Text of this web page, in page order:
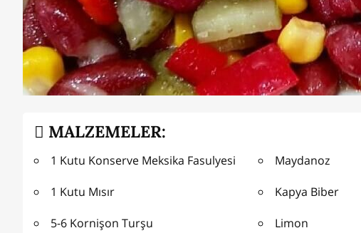
MALZEMELER:
1 Kutu Konserve Meksika Fasulyesi
1 Kutu Mısır
5-6 Kornişon Turşu
Maydanoz
Kapya Biber
Limon